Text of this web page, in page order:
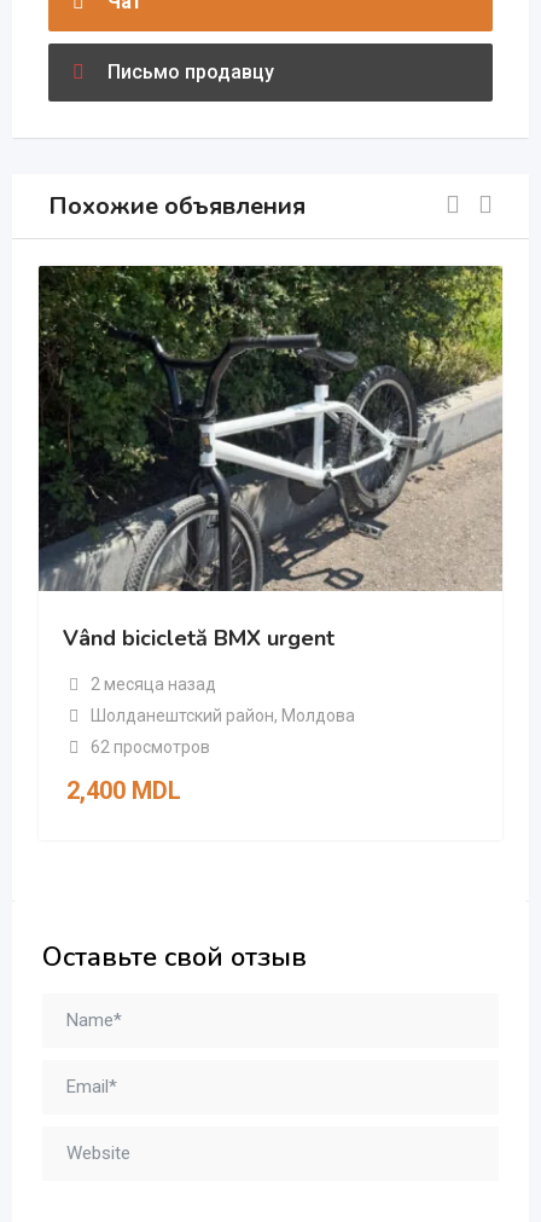
Письмо продавцу
Похожие объявления
Vând bicicletă BMX urgent
2 месяца назад
Шолданештский район, Молдова
62 просмотров
2,400 MDL
Оставьте свой отзыв